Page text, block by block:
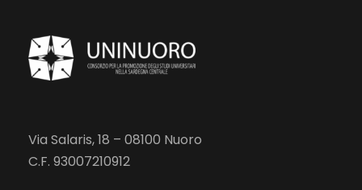
Via Salaris, 18 – 08100 Nuoro
C.F. 93007210912